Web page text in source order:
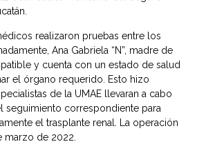
realizaron pruebas entre los
Ana Gabriela “N”, madre de
y cuenta con un estado de salud
el órgano requerido. Esto hizo
de la UMAE llevaran a cabo
seguimiento correspondiente para
el trasplante renal. La operación
marzo de 2022.